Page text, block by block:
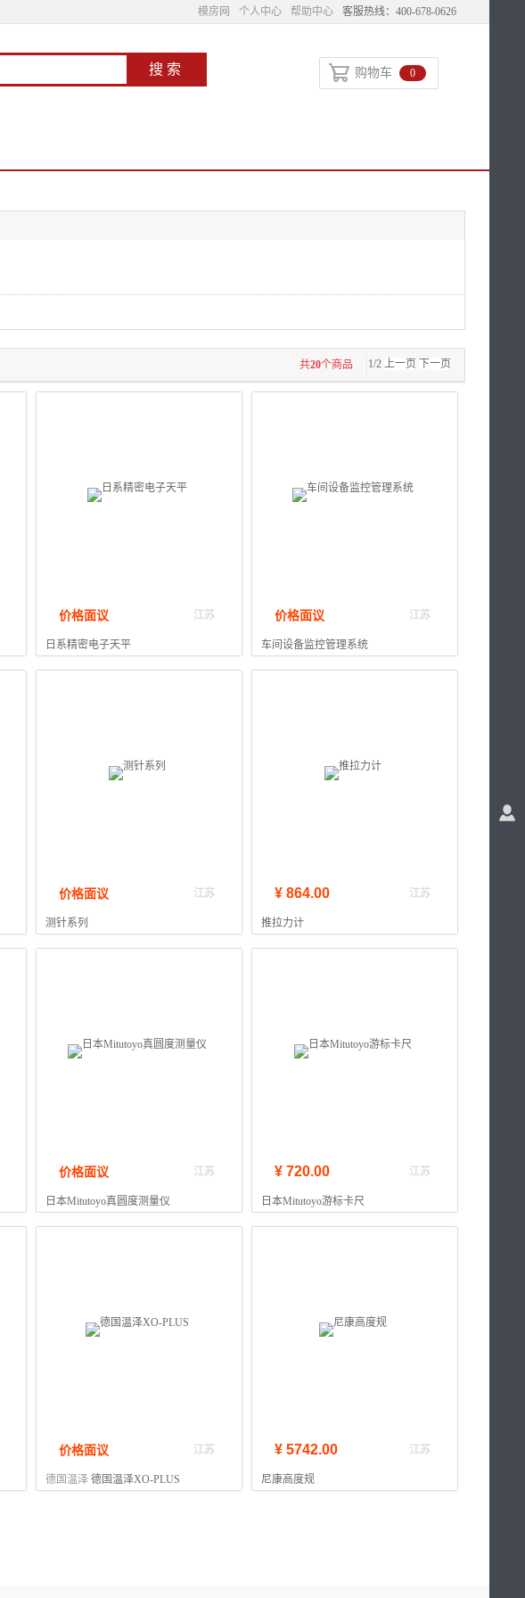
模房网 个人中心 帮助中心 客服热线：400-678-0626
购物车 0
1/2 上一页 下一页
共20个商品
价格面议 江苏
日系精密电子天平
价格面议 江苏
车间设备监控管理系统
价格面议 江苏
测针系列
¥ 864.00 江苏
推拉力计
价格面议 江苏
日本Mitutoyo真圆度测量仪
¥ 720.00 江苏
日本Mitutoyo游标卡尺
价格面议 江苏
德国温泽 德国温泽XO-PLUS
¥ 5742.00 江苏
尼康高度规